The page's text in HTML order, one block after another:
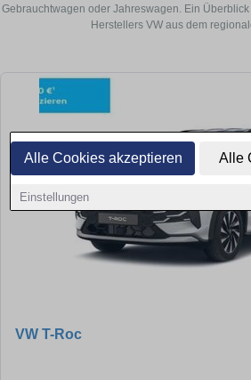
Alle Cookies akzeptieren Alle
Einstellungen
Gebrauchtwagen oder Jahreswagen. Ein
Herstellers VW aus dem
VW T-Roc